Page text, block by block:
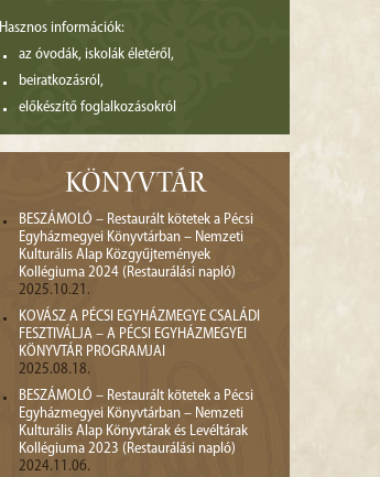
Hasznos információk:
az óvodák, iskolák életéről,
beiratkozásról,
előkészítő foglalkozásokról
KÖNYVTÁR
BESZÁMOLÓ – Restaurált kötetek a Pécsi
Egyházmegyei Könyvtárban – Nemzeti
Kulturális Alap Közgyűjtemények
Kollégiuma 2024 (Restaurálási napló)
2025.10.21.
KOVÁSZ A PÉCSI EGYHÁZMEGYE CSALÁDI
FESZTIVÁLJA – A PÉCSI EGYHÁZMEGYEI
KÖNYVTÁR PROGRAMJAI
2025.08.18.
BESZÁMOLÓ – Restaurált kötetek a Pécsi
Egyházmegyei Könyvtárban – Nemzeti
Kulturális Alap Könyvtárak és Levéltárak
Kollégiuma 2023 (Restaurálási napló)
2024.11.06.